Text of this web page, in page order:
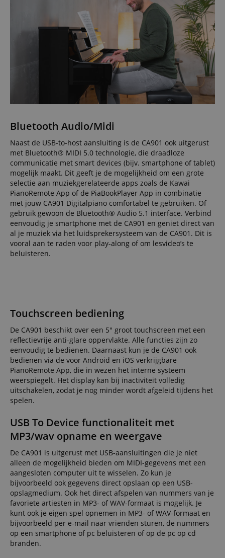
Bluetooth Audio/Midi
Naast de USB-to-host aansluiting is de CA901 ook uitgerust
met Bluetooth® MIDI 5.0 technologie, die draadloze
communicatie met smart devices (bijv. smartphone of tablet)
mogelijk maakt. Dit geeft je de mogelijkheid om een grote
selectie aan muziekgerelateerde apps zoals de Kawai
PianoRemote App of de PiaBookPlayer App in combinatie
met jouw CA901 Digitalpiano comfortabel te gebruiken. Of
gebruik gewoon de Bluetooth® Audio 5.1 interface. Verbind
eenvoudig je smartphone met de CA901 en geniet direct van
al je muziek via het luidsprekersysteem van de CA901. Dit is
vooral aan te raden voor play-along of om lesvideo’s te
beluisteren.
Touchscreen bediening
De CA901 beschikt over een 5" groot touchscreen met een
reflectievrije anti-glare oppervlakte. Alle functies zijn zo
eenvoudig te bedienen. Daarnaast kun je de CA901 ook
bedienen via de voor Android en iOS verkrijgbare
PianoRemote App, die in wezen het interne systeem
weerspiegelt. Het display kan bij inactiviteit volledig
uitschakelen, zodat je nog minder wordt afgeleid tijdens het
spelen.
USB To Device functionaliteit met
MP3/wav opname en weergave
De CA901 is uitgerust met USB-aansluitingen die je niet
alleen de mogelijkheid bieden om MIDI-gegevens met een
aangesloten computer uit te wisselen. Zo kun je
bijvoorbeeld ook gegevens direct opslaan op een USB-
opslagmedium. Ook het direct afspelen van nummers van je
favoriete artiesten in MP3- of WAV-formaat is mogelijk. Je
kunt ook je eigen spel opnemen in MP3- of WAV-formaat en
bijvoorbeeld per e-mail naar vrienden sturen, de nummers
op een smartphone of pc beluisteren of op de pc op cd
branden.